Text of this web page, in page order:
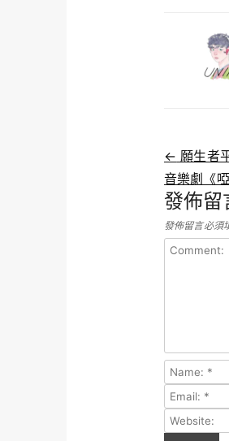
Post
← 願生者
音樂劇《
發佈留
發佈留言必須